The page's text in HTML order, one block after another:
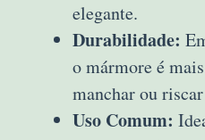
elegante.
Durabilidade:
o mármore é
manchar ou
Uso Comum: